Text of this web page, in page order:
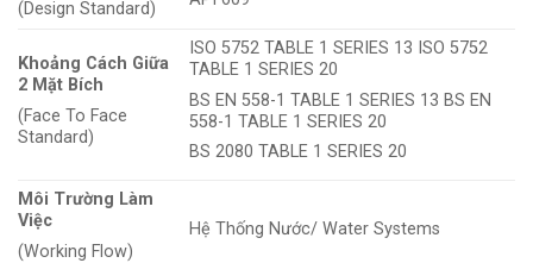
(Design Standard)
Khoảng Cách Giữa
2 Mặt Bích
(Face To Face
Standard)
ISO 5752 TABLE 1 SERIES 13 ISO 5752
TABLE 1 SERIES 20
BS EN 558-1 TABLE 1 SERIES 13 BS EN
558-1 TABLE 1 SERIES 20
BS 2080 TABLE 1 SERIES 20
Môi Trường Làm
Việc
(Working Flow)
Hệ Thống Nước/ Water Systems